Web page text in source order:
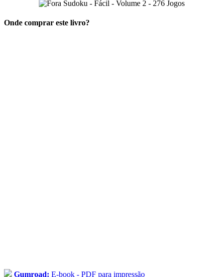
Onde comprar este livro?
Gumroad: E-book - PDF para impressão